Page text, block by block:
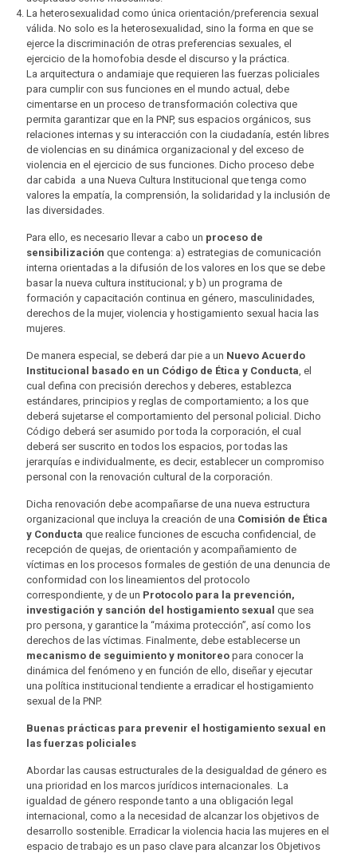
La heterosexualidad como única orientación/preferencia sexual
válida. No solo es la heterosexualidad, sino la forma en que se
ejerce la discriminación de otras preferencias sexuales, el
ejercicio de la homofobia desde el discurso y la práctica.
La arquitectura o andamiaje que requieren las fuerzas policiales
para cumplir con sus funciones en el mundo actual, debe
cimentarse en un proceso de transformación colectiva que
permita garantizar que en la PNP, sus espacios orgánicos, sus
relaciones internas y su interacción con la ciudadanía, estén libres
de violencias en su dinámica organizacional y del exceso de
violencia en el ejercicio de sus funciones. Dicho proceso debe
dar cabida a una Nueva Cultura Institucional que tenga como
valores la empatía, la comprensión, la solidaridad y la inclusión de
las diversidades.
Para ello, es necesario llevar a cabo un proceso de
sensibilización que contenga: a) estrategias de comunicación
interna orientadas a la difusión de los valores en los que se debe
basar la nueva cultura institucional; y b) un programa de
formación y capacitación continua en género, masculinidades,
derechos de la mujer, violencia y hostigamiento sexual hacia las
mujeres.
De manera especial, se deberá dar pie a un Nuevo Acuerdo
Institucional basado en un Código de Ética y Conducta , el
cual defina con precisión derechos y deberes, establezca
estándares, principios y reglas de comportamiento; a los que
deberá sujetarse el comportamiento del personal policial. Dicho
Código deberá ser asumido por toda la corporación, el cual
deberá ser suscrito en todos los espacios, por todas las
jerarquías e individualmente, es decir, establecer un compromiso
personal con la renovación cultural de la corporación.
Dicha renovación debe acompañarse de una nueva estructura
organizacional que incluya la creación de una Comisión de Ética
y Conducta que realice funciones de escucha confidencial, de
recepción de quejas, de orientación y acompañamiento de
víctimas en los procesos formales de gestión de una denuncia de
conformidad con los lineamientos del protocolo
correspondiente, y de un Protocolo para la prevención,
investigación y sanción del hostigamiento sexual que sea
pro persona, y garantice la “máxima protección”, así como los
derechos de las víctimas. Finalmente, debe establecerse un
mecanismo de seguimiento y monitoreo para conocer la
dinámica del fenómeno y en función de ello, diseñar y ejecutar
una política institucional tendiente a erradicar el hostigamiento
sexual de la PNP.
Buenas prácticas para prevenir el hostigamiento sexual en
las fuerzas policiales
Abordar las causas estructurales de la desigualdad de género es
una prioridad en los marcos jurídicos internacionales. La
igualdad de género responde tanto a una obligación legal
internacional, como a la necesidad de alcanzar los objetivos de
desarrollo sostenible. Erradicar la violencia hacia las mujeres en el
espacio de trabajo es un paso clave para alcanzar los Objetivos